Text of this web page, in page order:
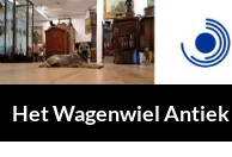
Het Wagenwiel Antiek